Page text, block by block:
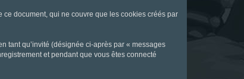
document, qui ne couvre que les cookies créés par
tant qu’invité (désignée ci-après par « messages
et pendant que vous êtes connecté